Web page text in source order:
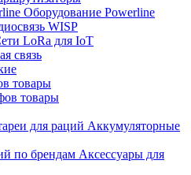
Оборудование Powerline
WISP
LoRa для IoT
связь
товары
товары
Аккумуляторные
Аксессуары для